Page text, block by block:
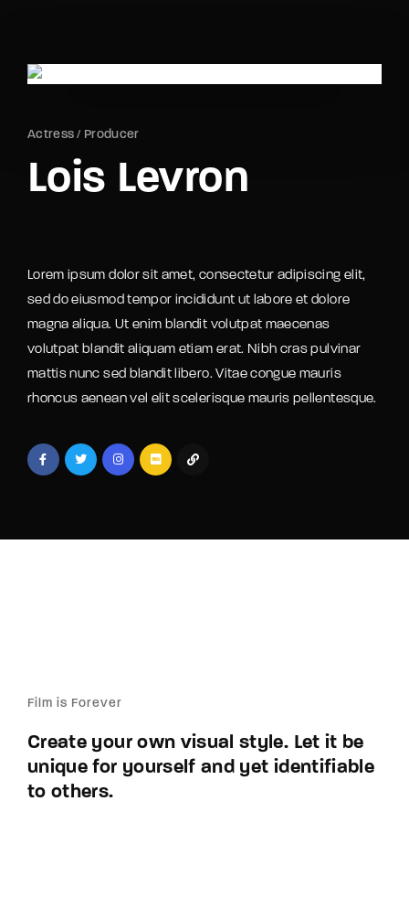
Actress Producer
Lois Levron
Lorem ipsum dolor sit amet, consectetur adipiscing elit,
sed do eiusmod tempor incididunt ut labore et dolore
magna aliqua. Ut enim blandit volutpat maecenas
volutpat blandit aliquam etiam erat. Nibh cras pulvinar
mattis nunc sed blandit libero. Vitae congue mauris
rhoncus aenean vel elit scelerisque mauris pellentesque.
Film is Forever
Create your own visual style. Let it be
unique for yourself and yet identifiable
to others.
ESC to close
Login Register
Username or Email Address
By signing in, you agree to